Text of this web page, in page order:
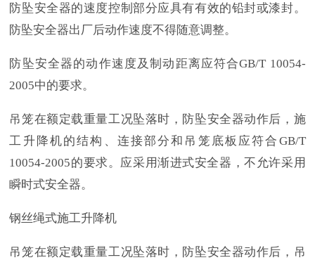
防坠安全器的速度控制部分应具有有效的铅封或漆封。
防坠安全器出厂后动作速度不得随意调整。
防坠安全器的动作速度及制动距离应符合GB/T 10054-
2005中的要求。
吊笼在额定载重量工况坠落时，防坠安全器动作后，施
工升降机的结构、连接部分和吊笼底板应符合 GB/T
10054-2005的要求。应采用渐进式安全器，不允许采用
瞬时式安全器。
钢丝绳式施工升降机
吊笼在额定载重量工况坠落时，防坠安全器动作后，吊